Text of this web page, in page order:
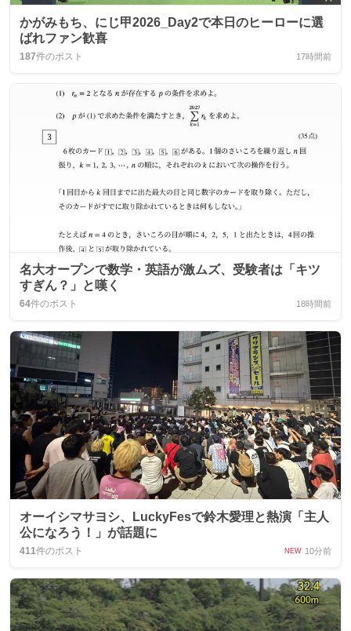
かがみもち、にじ甲2026_Day2で本日のヒーローに選
ばれファン歓喜
187件のポスト 17時間前
名大オープンで数学・英語が激ムズ、受験者は「キツ
すぎん？」と嘆く
64件のポスト 18時間前
オーイシマサヨシ、LuckyFesで鈴木愛理と熱演「主人
公になろう！」が話題に
411件のポスト NEW 10分前